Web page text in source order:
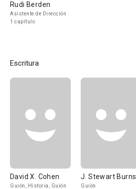
Rudi Berden
Asistente de Dirección
1 capítulo
Escritura
David X. Cohen
Guión, Historia, Guión
J. Stewart Burns
Guión